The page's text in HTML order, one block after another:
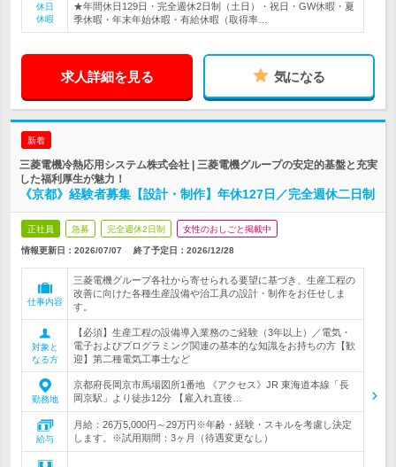
休日
休暇
★年間休日129日・完全週休2日制（土日）・祝日・GW休暇・夏
季休暇・年末年始休暇・有給休暇（取得率…
求人詳細を見る 気になる
新着
三菱電機冷熱応用システム株式会社 | 三菱電機グループの安定的基盤と充実
した福利厚生が魅力！
《京都》経験者募集【設計・制作】年休127日／完全週休二日制
正社員 急募 完全週休2日制 女性のおしごと掲載中
情報更新日：2026/07/07 終了予定日： 2026/12/28
仕事内容
三菱電機グループ各社から寄せられる要望に基づき、生産工程の
改善に向けた各種生産設備や治工具の設計・制作をお任せしま
す。
対象と
なる方
【必須】生産工程の設備導入業務のご経験（3年以上）／電気・
電子およびプログラミング関連の基本的な知識をお持ちの方【歓
迎】第二種電気工事士など
勤務地
京都府長岡京市馬場図所1番地 《アクセス》JR 東海道本線「長
岡京駅」より徒歩12分 【雇入れ直後…
給与
月給：26万5,000円～29万円※年齢・経験・スキルを考慮し決定
します。※試用期間：3ヶ月（待遇変更なし）